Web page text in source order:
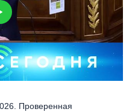
Проверенная